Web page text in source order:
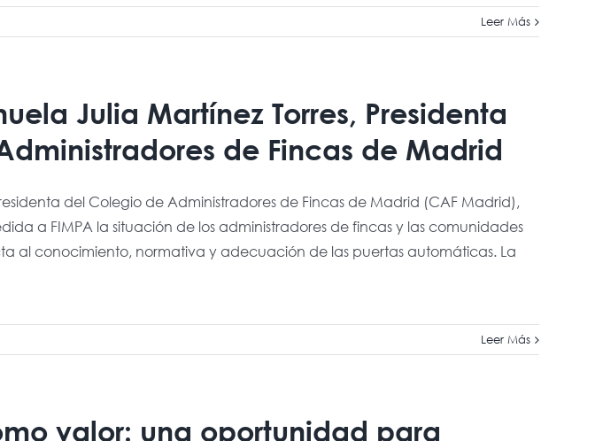
Leer Más
Julia Martínez Torres, Presidenta
de Fincas de Madrid
del Colegio de Administradores de Fincas de Madrid (CAF Madrid),
a FIMPA la situación de los administradores de fincas y las comunidades
al conocimiento, normativa y adecuación de las puertas automáticas. La
Leer Más
valor: una oportunidad para